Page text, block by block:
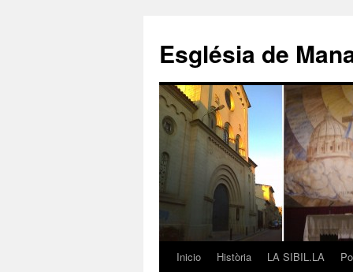
contenido
Església de
Inicio Història LA SIBIL.LA